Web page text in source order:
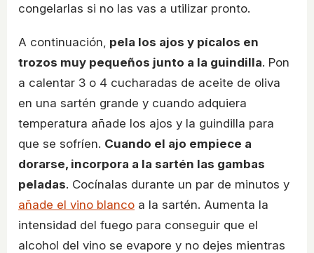
congelarlas si no las vas a utilizar pronto.
A continuación, pela los ajos y pícalos en
trozos muy pequeños junto a la guindilla. Pon
a calentar 3 o 4 cucharadas de aceite de oliva
en una sartén grande y cuando adquiera
temperatura añade los ajos y la guindilla para
que se sofríen. Cuando el ajo empiece a
dorarse, incorpora a la sartén las gambas
peladas. Cocínalas durante un par de minutos y
añade el vino blanco a la sartén. Aumenta la
intensidad del fuego para conseguir que el
alcohol del vino se evapore y no dejes mientras